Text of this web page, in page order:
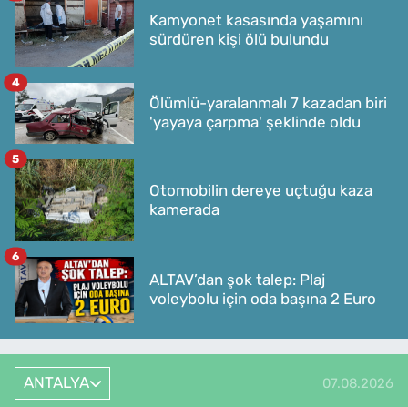
Kamyonet kasasında yaşamını
sürdüren kişi ölü bulundu
Ölümlü-yaralanmalı 7 kazadan biri
'yayaya çarpma' şeklinde oldu
4
Otomobilin dereye uçtuğu kaza
kamerada
5
ALTAV’dan şok talep: Plaj
voleybolu için oda başına 2 Euro
6
ANTALYA 07.08.2026